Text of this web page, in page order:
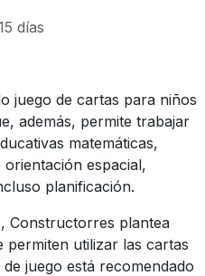
días
juego de cartas para niños
además, permite trabajar
matemáticas,
orientación espacial,
planificación.
Constructorres plantea
permiten utilizar las cartas
juego está recomendado